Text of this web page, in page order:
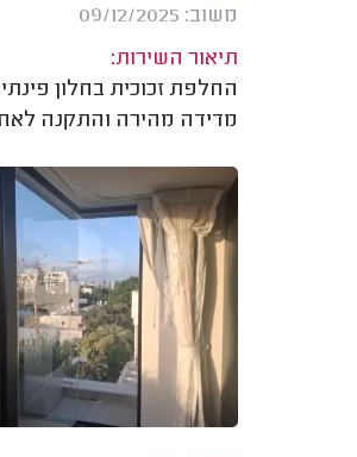
משוב: 09/12/2025
תיאור השירות:
החלפת זכוכית בחלון
מדידה מהירה והתקנה